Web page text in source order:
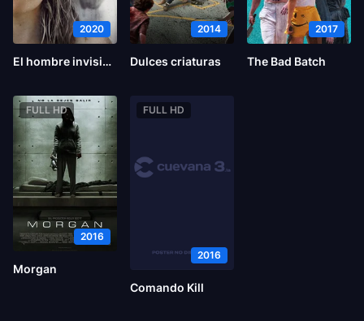
2020
El hombre invisible
2014
Dulces criaturas
2017
The Bad Batch
FULL HD
2016
Morgan
FULL HD
2016
Comando Kill